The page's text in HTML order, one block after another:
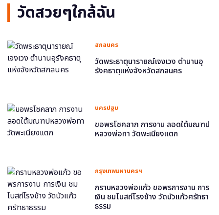
วัดสวยๆใกล้ฉัน
สกลนคร
วัดพระธาตุนารายณ์เจงเวง ตำนานอุ
รังคธาตุแห่งจังหวัดสกลนคร
นครปฐม
ขอพรโชคลาภ การงาน ลอดใต้มณฑป
หลวงพ่อทา วัดพะเนียงแตก
กรุงเทพมหานครฯ
กราบหลวงพ่อแก้ว ขอพรการงาน การ
เงิน ชมโบสถ์โรงช้าง วัดบัวแก้วศรัทธา
ธรรม